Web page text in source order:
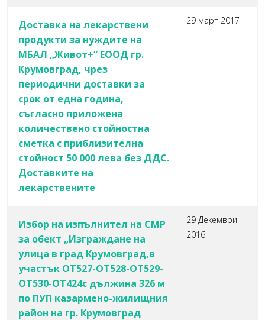
Доставка на лекарствени
продукти за нуждите на
МБАЛ „Живот+” ЕООД гр.
Крумовград, чрез
периодични доставки за
срок от една година,
съгласно приложена
количествено стойностна
сметка с приблизителна
стойност 50 000 лева без ДДС.
Доставките на
лекарствените
29 март 2017
Избор на изпълнител на СМР
за обект „Изграждане на
улица в град Крумовград,в
участък ОТ527-ОТ528-ОТ529-
ОТ530-ОТ424с дължина 326 м
по ПУП казармено-жилищния
район на гр. Крумовград
29 Декември
2016